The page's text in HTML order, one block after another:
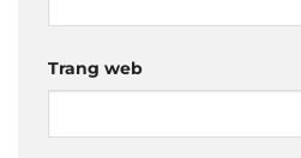
Trang web